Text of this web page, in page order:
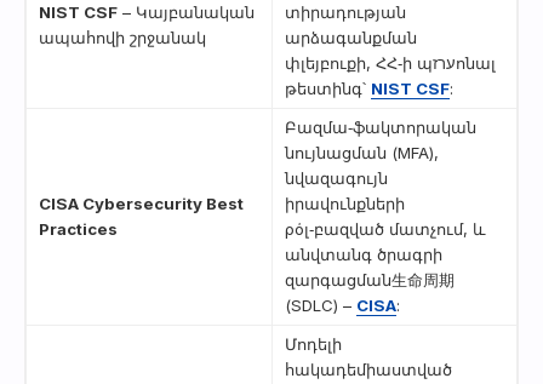
NIST CSF – Կայբանական
ապահովի շրջանակ
տիրադության
արձագանքման
փլեյբուքի, ՀՀ‑ի պערזոնալ
թեստինգ՝ NIST CSF:
CISA Cybersecurity Best
Practices
Բազմա‑ֆակտորական
նույնացման (MFA),
նվազագույն
իրավունքների
ρόլ‑բազված մատչում, և
անվտանգ ծրագրի
զարգացման生命周期
(SDLC) – CISA:
Մոդելի
հակադեմիաստված